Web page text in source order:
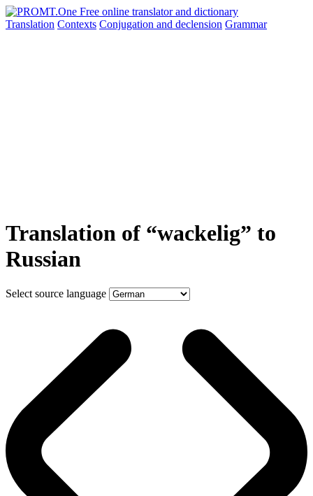
Translation Contexts Conjugation and declension Grammar
Translation of “wackelig” to
Russian
Select source language